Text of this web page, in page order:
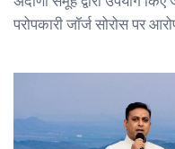
परोपकारी जॉर्ज सोरोस पर